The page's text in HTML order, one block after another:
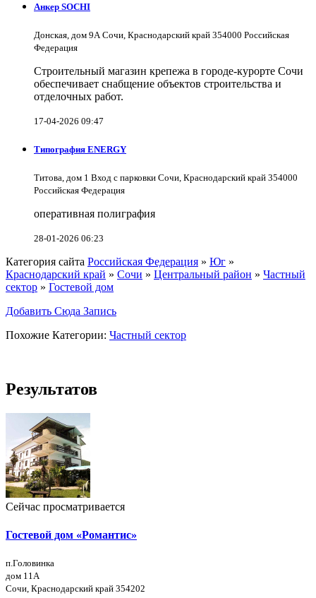
Анкер SOCHI
Донская, дом 9А Сочи, Краснодарский край 354000 Российская
Федерация
Строительный магазин крепежа в городе-курорте Сочи
обеспечивает снабщение объектов строительства и
отделочных работ.
17-04-2026 09:47
Типография ENERGY
Титова, дом 1 Вход с парковки Сочи, Краснодарский край 354000
Российская Федерация
оперативная полиграфия
28-01-2026 06:23
Категория сайта Российская Федерация » Юг »
Краснодарский край » Сочи » Центральный район » Частный
сектор » Гостевой дом
Добавить Сюда Запись
Похожие Категории: Частный сектор
Результатов
Сейчас просматривается
Гостевой дом «Романтис»
п.Головинка
дом 11А
Сочи, Краснодарский край 354202